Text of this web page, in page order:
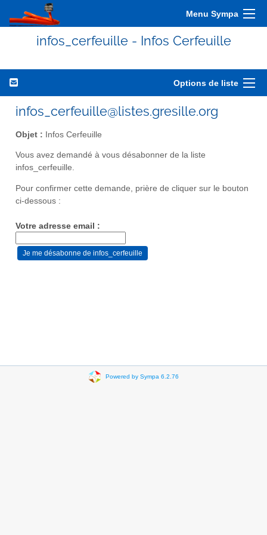
Menu Sympa
infos_cerfeuille - Infos Cerfeuille
Options de liste
infos_cerfeuille@listes.gresille.org
Objet : Infos Cerfeuille
Vous avez demandé à vous désabonner de la liste
infos_cerfeuille.
Pour confirmer cette demande, prière de cliquer sur le bouton
ci-dessous :
Votre adresse email :
Powered by Sympa 6.2.76